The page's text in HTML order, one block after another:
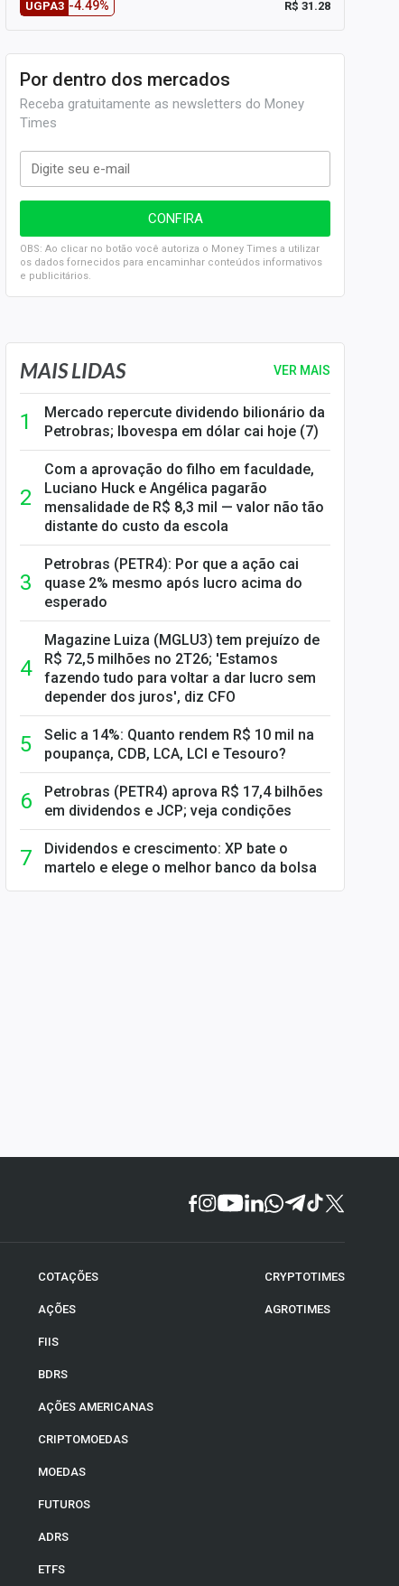
UGPA3 -4.49% R$ 31.28
Por dentro dos mercados
Receba gratuitamente as newsletters do Money
Times
OBS: Ao clicar no botão você autoriza o Money Times a utilizar
os dados fornecidos para encaminhar conteúdos informativos
e publicitários.
SELIC em 14%: A repercussão da decisão sobre os JUROS
MAIS LIDAS VER MAIS
Mercado repercute dividendo bilionário da
Petrobras; Ibovespa em dólar cai hoje (7)
Com a aprovação do filho em faculdade,
Luciano Huck e Angélica pagarão
mensalidade de R$ 8,3 mil — valor não tão
distante do custo da escola
Petrobras (PETR4): Por que a ação cai
quase 2% mesmo após lucro acima do
esperado
Magazine Luiza (MGLU3) tem prejuízo de
R$ 72,5 milhões no 2T26; 'Estamos
fazendo tudo para voltar a dar lucro sem
depender dos juros', diz CFO
Selic a 14%: Quanto rendem R$ 10 mil na
poupança, CDB, LCA, LCI e Tesouro?
Petrobras (PETR4) aprova R$ 17,4 bilhões
em dividendos e JCP; veja condições
Dividendos e crescimento: XP bate o
martelo e elege o melhor banco da bolsa
COTAÇÕES
AÇÕES
FIIS
BDRS
AÇÕES AMERICANAS
CRIPTOMOEDAS
MOEDAS
FUTUROS
ADRS
ETFS
CRYPTOTIMES
AGROTIMES